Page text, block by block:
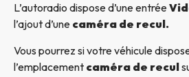
L’autoradio dispose d’une entrée
l’ajout d’une caméra de recul.
Vous pourrez si votre véhicule
l’emplacement caméra de recul